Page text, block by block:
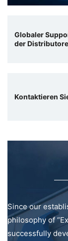
Globaler
der
Kontaktieren
Since our
philosophy of
successfully